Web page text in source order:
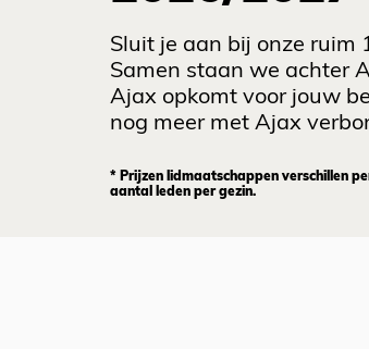
Sluit je aan bij onze ruim
Samen staan we achter
Ajax opkomt voor jouw
nog meer met Ajax
* Prijzen lidmaatschappen verschillen
aantal leden per gezin.